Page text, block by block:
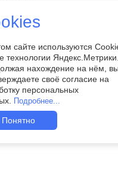
сайте используются
технологии Яндекс.Метрики.
нахождение на нём, вы
своё согласие на
персональных
Подробнее...
Понятно